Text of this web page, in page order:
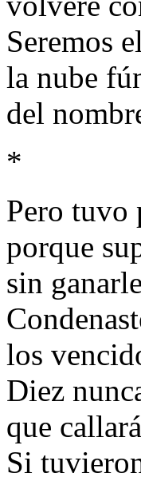
Seremos
la nube
del
*
Pero tuvo
porque
sin
los
Diez
que
Si